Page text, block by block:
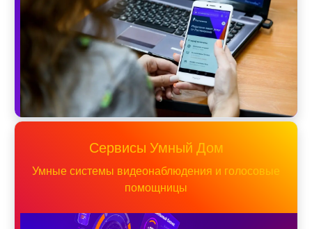
Сервисы Умный Дом
Умные системы видеонаблюдения и голосовые
помощницы